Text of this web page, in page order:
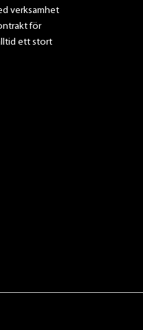
verksamhet
för
ett stort